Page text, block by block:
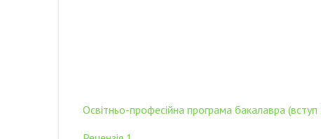
Освітньо-професійна програма бакалавра